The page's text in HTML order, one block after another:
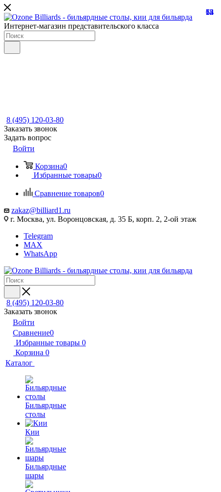
Интернет-магазин представительского класса
8 (495) 120-03-80
Заказать звонок
Задать вопрос
Войти
Корзина0
Избранные товары0
Сравнение товаров0
zakaz@billiard1.ru
г. Москва, ул. Воронцовская, д. 35 Б, корп. 2, 2-ой этаж
Telegram
MAX
WhatsApp
8 (495) 120-03-80
Заказать звонок
Войти
Сравнение0
Избранные товары 0
Корзина 0
Каталог
Бильярдные
столы
Кии
Бильярдные
шары
13
68
73
54
12